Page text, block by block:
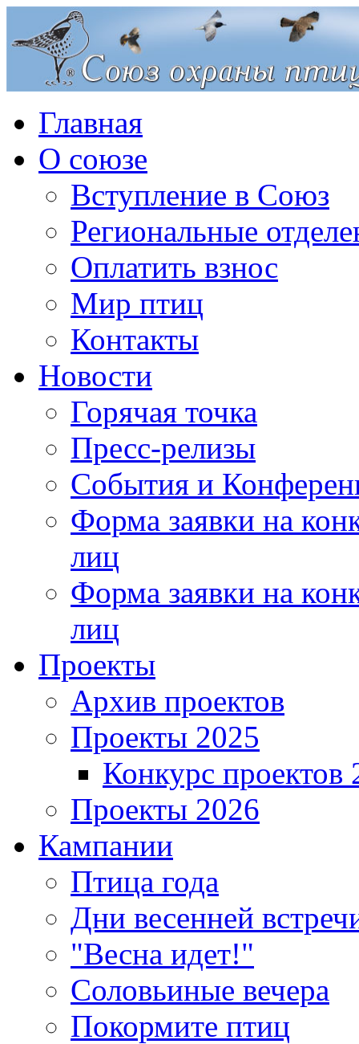
Главная
О союзе
Вступление в Союз
Региональные
Оплатить взнос
Мир птиц
Контакты
Новости
Горячая точка
Пресс-релизы
События и
Форма заявки на
лиц
Форма заявки на
лиц
Проекты
Архив проектов
Проекты 2025
Конкурс проектов
Проекты 2026
Кампании
Птица года
Дни весенней
"Весна идет!"
Соловьиные вечера
Покормите птиц